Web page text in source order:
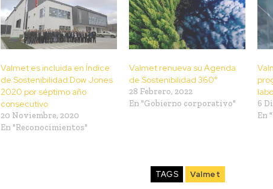
Valmet es incluida en Índice
de Sostenibilidad Dow Jones
2020 por séptimo año
consecutivo
20 Noviembre, 2020
En "Reconocimientos"
Valmet renueva su Agenda
de Sostenibilidad 360°
28 Febrero, 2022
En "Gobierno corporativo"
6
En
TAGS Valmet